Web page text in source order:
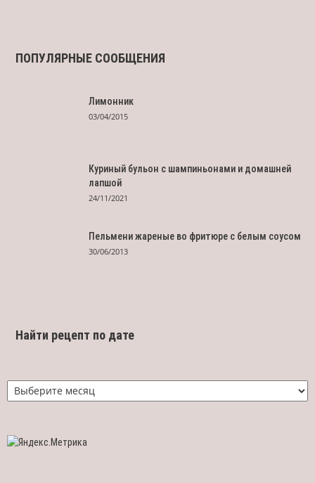
ПОПУЛЯРНЫЕ СООБЩЕНИЯ
Лимонник
03/04/2015
Куриный бульон с шампиньонами и домашней
лапшой
24/11/2021
Пельмени жареные во фритюре с белым соусом
30/06/2013
Найти рецепт по дате
Найти
рецепт